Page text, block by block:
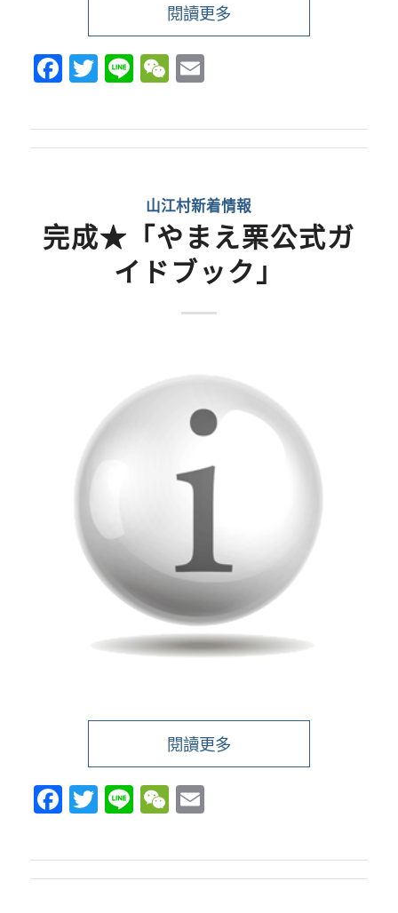
閱讀更多
Facebook
Twitter
LineWeChat
Email
山江村新着情報
完成★「やまえ栗公式ガ
イドブック」
閱讀更多
Facebook
Twitter
LineWeChat
Email